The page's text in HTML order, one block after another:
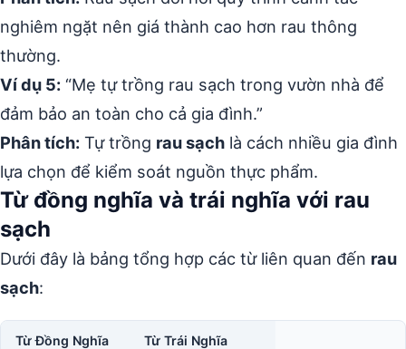
nghiêm ngặt nên giá thành cao hơn rau thông
thường.
Ví dụ 5: “Mẹ tự trồng rau sạch trong vườn nhà để
đảm bảo an toàn cho cả gia đình.”
Phân tích: Tự trồng rau sạch là cách nhiều gia đình
lựa chọn để kiểm soát nguồn thực phẩm.
Từ đồng nghĩa và trái nghĩa với rau
sạch
Dưới đây là bảng tổng hợp các từ liên quan đến rau
sạch:
Từ Đồng Nghĩa Từ Trái Nghĩa